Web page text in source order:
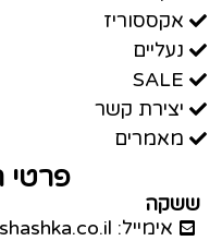
אקססוריז
נעליים
SALE
יצירת קשר
מאמרים
ששקה
אימייל: contact@shashka.co.il